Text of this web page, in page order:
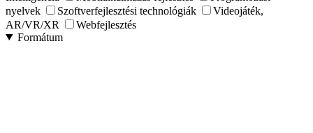
nyelvek
Szoftverfejlesztési technológiák
Videojáték,
AR/VR/XR
Webfejlesztés
Formátum